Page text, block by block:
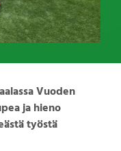
Vuoden
ja hieno
työstä